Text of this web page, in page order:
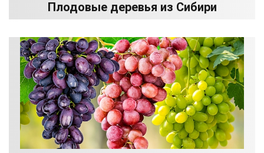
Плодовые деревья из Сибири